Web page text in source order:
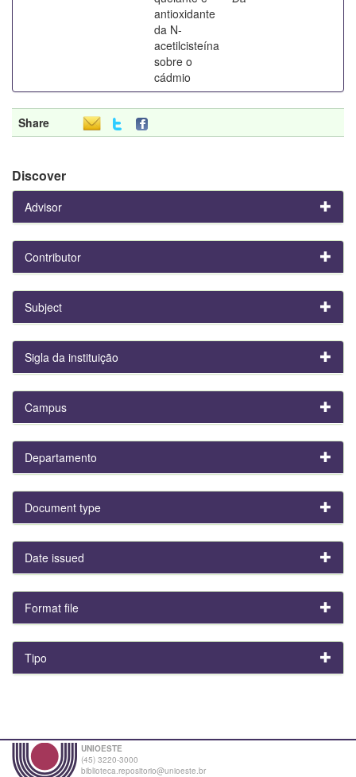
antioxidante
da N-
acetilcisteína
sobre o
cádmio
Share
Discover
Advisor
Contributor
Subject
Sigla da instituição
Campus
Departamento
Document type
Date issued
Format file
Tipo
UNIOESTE
(45) 3220-3000
biblioteca.repositorio@unioeste.br